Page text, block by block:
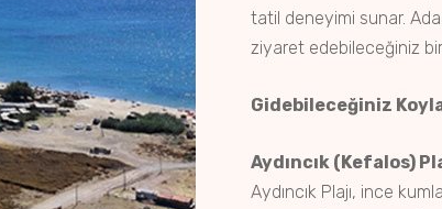
tatil deneyimi sunar.
ziyaret edebileceğiniz
Gidebileceğiniz
Aydıncık (Kefalos)
Aydıncık Plajı, ince